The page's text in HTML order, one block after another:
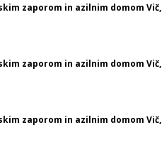
zaporom in azilnim domom Vič,
zaporom in azilnim domom Vič,
zaporom in azilnim domom Vič,